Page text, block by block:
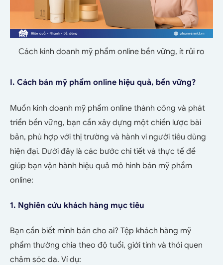
Cách kinh doanh mỹ phẩm online bền vững, ít rủi ro
I. Cách bán mỹ phẩm online hiệu quả, bền vững?
Muốn kinh doanh mỹ phẩm online thành công và phát
triển bền vững, bạn cần xây dựng một chiến lược bài
bản, phù hợp với thị trường và hành vi người tiêu dùng
hiện đại. Dưới đây là các bước chi tiết và thực tế để
giúp bạn vận hành hiệu quả mô hình bán mỹ phẩm
online:
1. Nghiên cứu khách hàng mục tiêu
Bạn cần biết mình bán cho ai? Tệp khách hàng mỹ
phẩm thường chia theo độ tuổi, giới tính và thói quen
chăm sóc da. Ví dụ: